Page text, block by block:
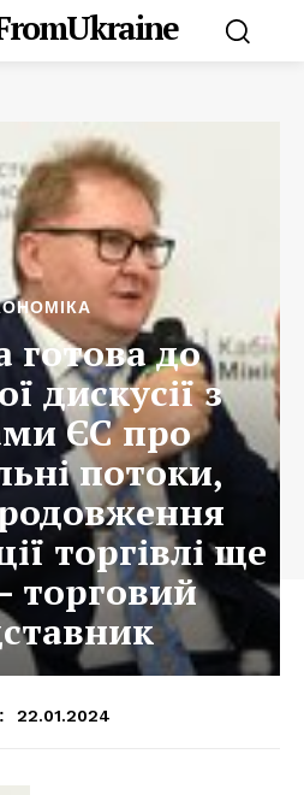
готова до
дискусії з
ЄС про
потоки,
торгівлі ще
торговий
22.01.2024